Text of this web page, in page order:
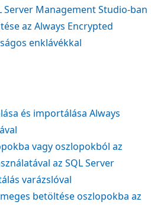
Server Management Studio-ban
az Always Encrypted
enklávékkal
és importálása Always
vagy oszlopokból az
az SQL Server
varázslóval
betöltése oszlopokba az